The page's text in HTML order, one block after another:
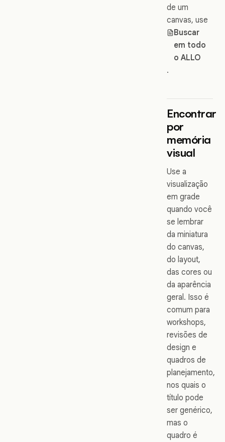
de um
canvas, use
Buscar
em todo
o ALLO
.
Encontrar
por
memória
visual
Use a
visualização
em grade
quando você
se lembrar
da miniatura
do canvas,
do layout,
das cores ou
da aparência
geral. Isso é
comum para
workshops,
revisões de
design e
quadros de
planejamento,
nos quais o
título pode
ser genérico,
mas o
quadro é